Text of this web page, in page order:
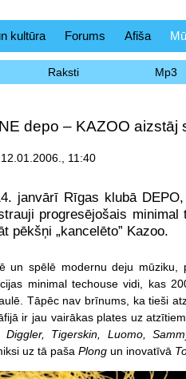
kultūra Forums Afiša
Raksti Mp3
depo – KAZOO
11:40
janvārī Rīgas klubā
progresējošais
pēkšņi „kancelēto” Kazoo.
un spēlē modernu deju mūziku,
minimal techouse vidi, kas
Tāpēc nav brīnums, ka tieši
ir jau vairākas plates uz
Diggler, Tigerskin, Luomo,
uz tā paša Plongun inovatīvā